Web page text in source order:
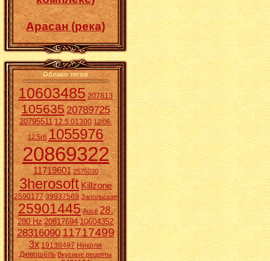
Арасан (река)
Облако тегов
10603485 207813
10563520789725
20795511 12.5.01300 12/06.
12.5гб 1055976
20869322
11719601 2575030
3herosoft Killzone
2590177 39937569 Запольская
25901445 Aucē 28.
280 Hz 20817694 10604352
2831609011717499
3x 19138497 Николя
Дювошель Вкусные рецепты